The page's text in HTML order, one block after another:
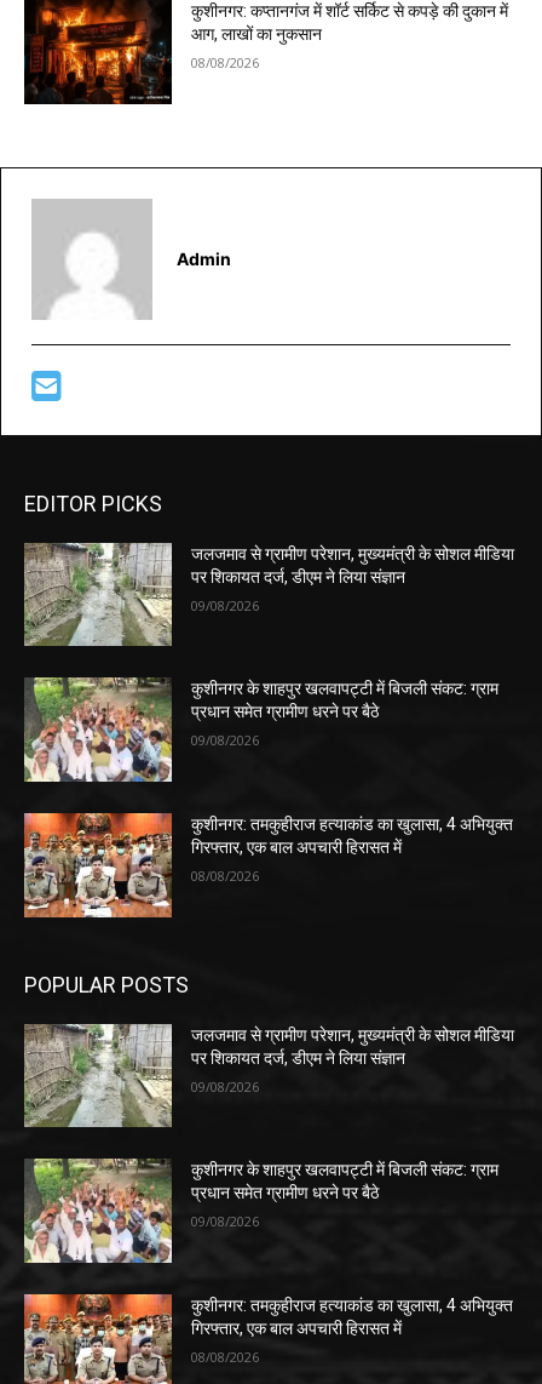
कुशीनगर: कप्तानगंज में शॉर्ट सर्किट से कपड़े की दुकान में
आग, लाखों का नुकसान
08/08/2026
Admin
EDITOR PICKS
जलजमाव से ग्रामीण परेशान, मुख्यमंत्री के सोशल मीडिया
पर शिकायत दर्ज, डीएम ने लिया संज्ञान
09/08/2026
कुशीनगर के शाहपुर खलवापट्टी में बिजली संकट: ग्राम
प्रधान समेत ग्रामीण धरने पर बैठे
09/08/2026
कुशीनगर: तमकुहीराज हत्याकांड का खुलासा, 4 अभियुक्त
गिरफ्तार, एक बाल अपचारी हिरासत में
08/08/2026
POPULAR POSTS
जलजमाव से ग्रामीण परेशान, मुख्यमंत्री के सोशल मीडिया
पर शिकायत दर्ज, डीएम ने लिया संज्ञान
09/08/2026
कुशीनगर के शाहपुर खलवापट्टी में बिजली संकट: ग्राम
प्रधान समेत ग्रामीण धरने पर बैठे
09/08/2026
कुशीनगर: तमकुहीराज हत्याकांड का खुलासा, 4 अभियुक्त
गिरफ्तार, एक बाल अपचारी हिरासत में
08/08/2026